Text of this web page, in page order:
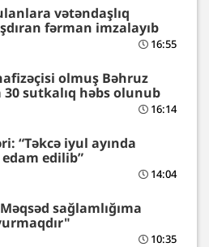
vətəndaşlıq
fərman imzalayıb
16:55
olmuş Bəhruz
sutkalıq həbs olunub
16:14
“Təkcə iyul ayında
edilib”
14:04
sağlamlığıma
10:35